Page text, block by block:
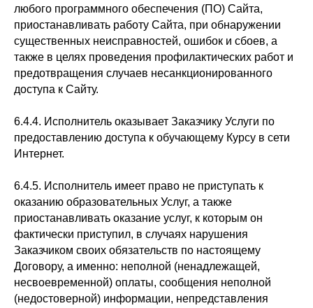
любого программного обеспечения (ПО) Сайта,
приостанавливать работу Сайта, при обнаружении
существенных неисправностей, ошибок и сбоев, а
также в целях проведения профилактических работ и
предотвращения случаев несанкционированного
доступа к Сайту.
6.4.4. Исполнитель оказывает Заказчику Услуги по
предоставлению доступа к обучающему Курсу в сети
Интернет.
6.4.5. Исполнитель имеет право не приступать к
оказанию образовательных Услуг, а также
приостанавливать оказание услуг, к которым он
фактически приступил, в случаях нарушения
Заказчиком своих обязательств по настоящему
Договору, а именно: неполной (ненадлежащей,
несвоевременной) оплаты, сообщения неполной
(недостоверной) информации, непредставления